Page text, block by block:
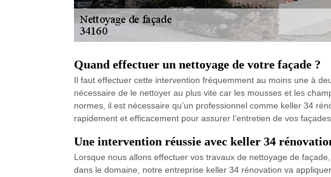
Quand effectuer un nettoyage de votre façade ?
Il faut effectuer cette intervention fréquemment au moins une à
nécessaire de le nettoyer au plus vite car les mousses et les
normes, il est nécessaire qu’un professionnel comme keller 34
rapidement et efficacement pour assurer l’entretien de vos
Une intervention réussie avec keller 34
Lorsque nous allons effectuer vos travaux de nettoyage de
dans le domaine, notre entreprise keller 34 rénovation va